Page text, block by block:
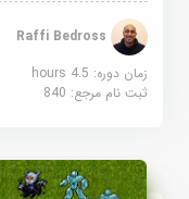
Raffi Bedross
زمان دوره: 4.5 hours
ثبت نام مرجع:840